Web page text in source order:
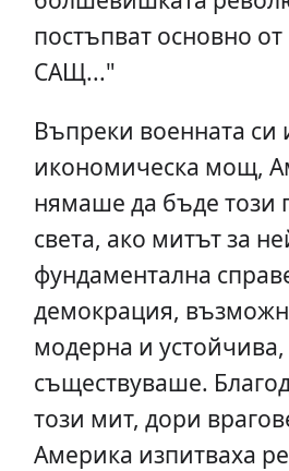
постъпват основно
САЩ..."
Въпреки военната си
икономическа мощ,
нямаше да бъде този
света, ако митът за
фундаментална
демокрация,
модерна и устойчива,
съществуваше.
този мит, дори
Америка изпитваха